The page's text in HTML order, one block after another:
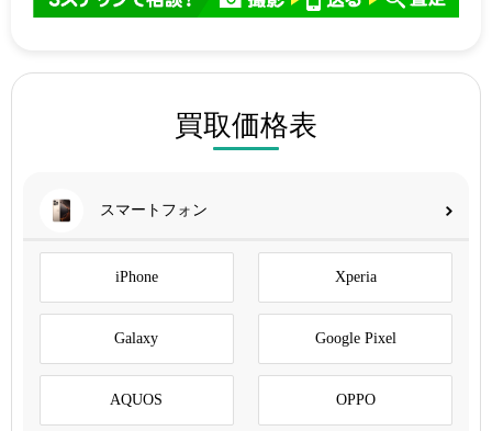
買取価格表
スマートフォン
iPhone Xperia
Galaxy Google Pixel
AQUOS OPPO